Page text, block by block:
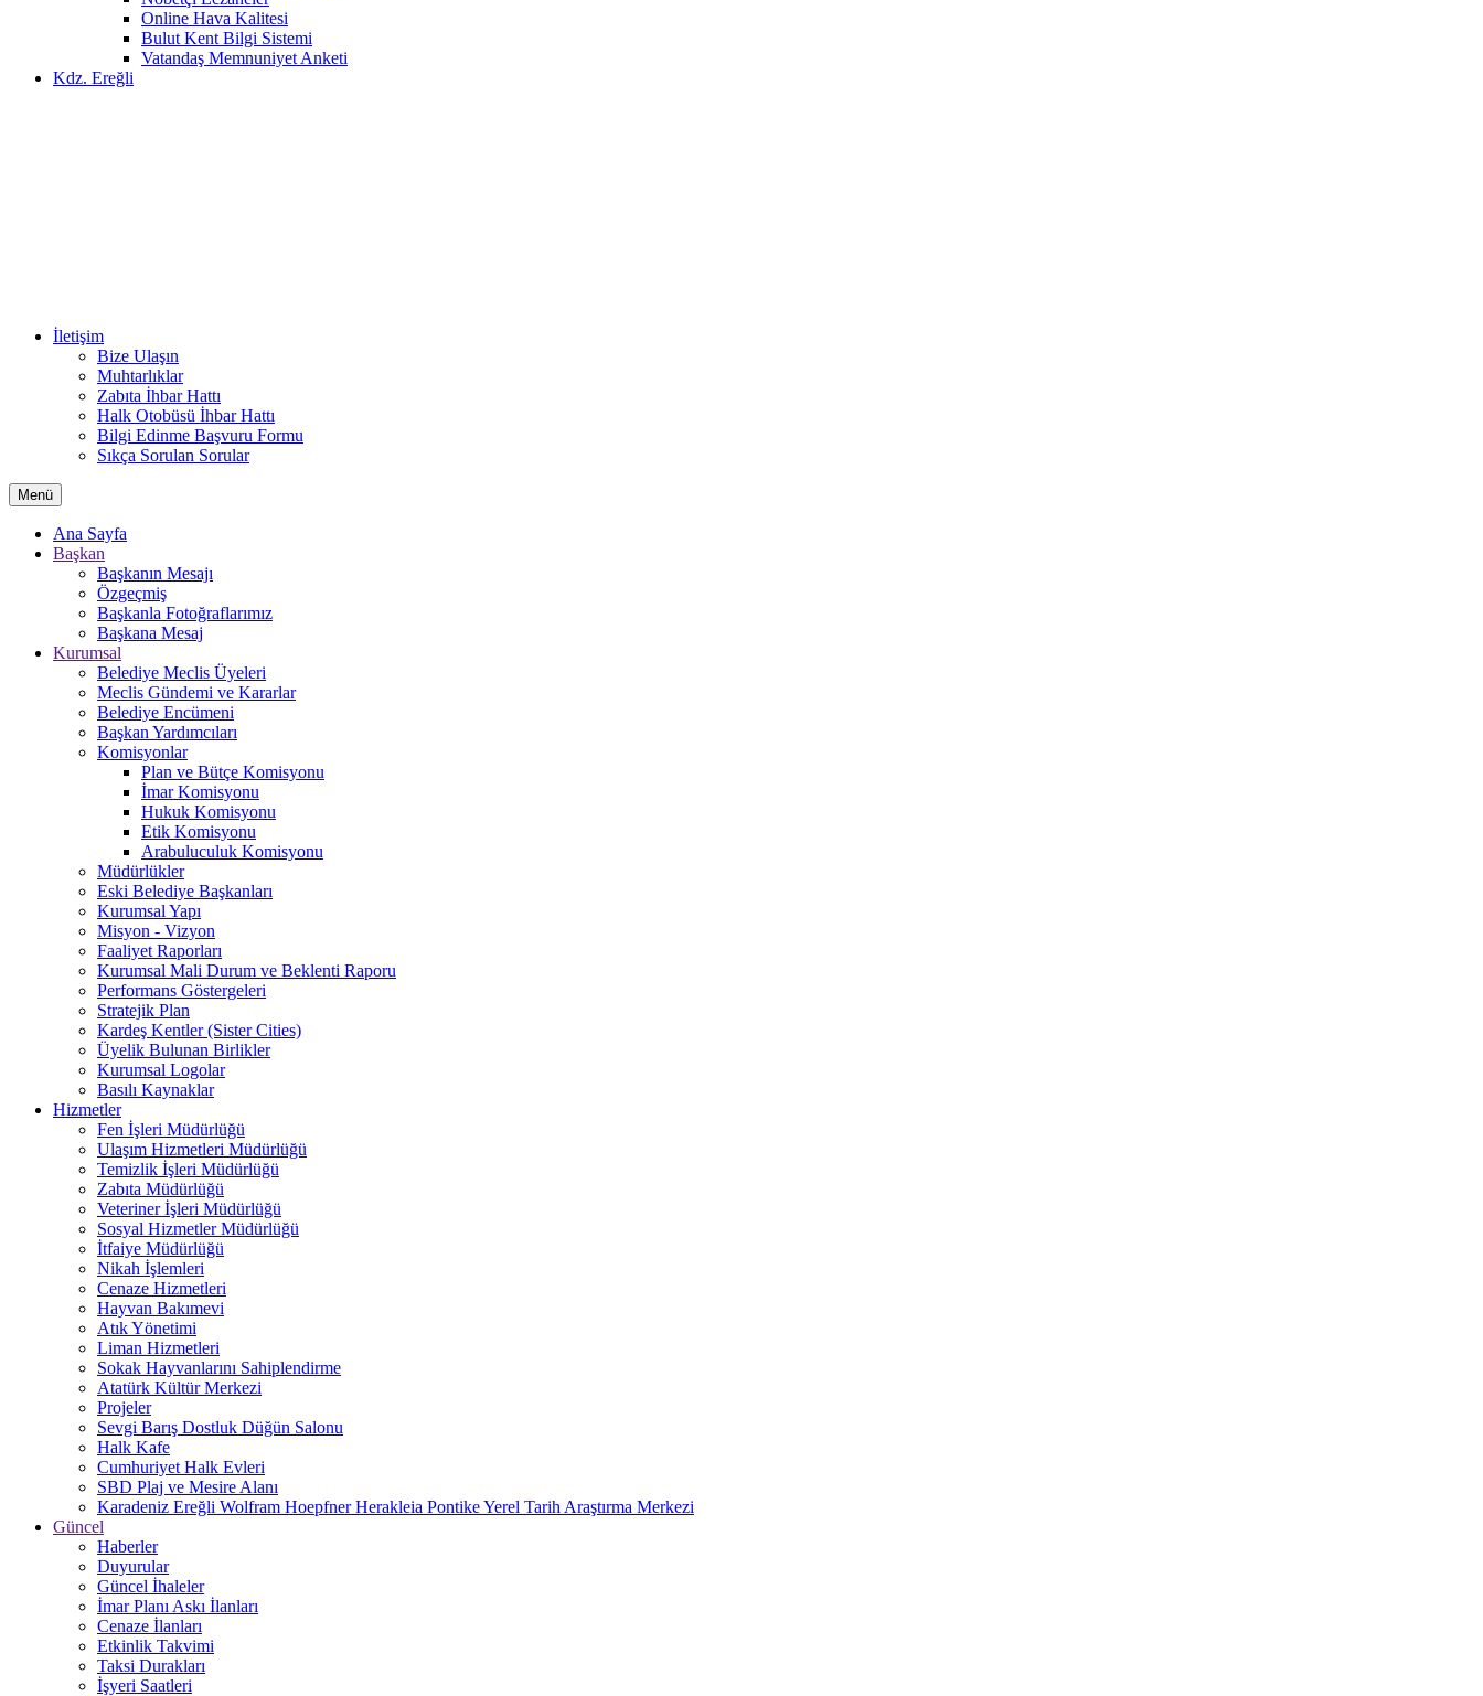
Online Hava Kalitesi
Bulut Kent Bilgi Sistemi
Vatandaş Memnuniyet Anketi
Kdz. Ereğli
İletişim
Bize Ulaşın
Muhtarlıklar
Zabıta İhbar Hattı
Halk Otobüsü İhbar Hattı
Bilgi Edinme Başvuru Formu
Sıkça Sorulan Sorular
Menü
Ana Sayfa
Başkan
Başkanın Mesajı
Özgeçmiş
Başkanla Fotoğraflarımız
Başkana Mesaj
Kurumsal
Belediye Meclis Üyeleri
Meclis Gündemi ve Kararlar
Belediye Encümeni
Başkan Yardımcıları
Komisyonlar
Plan ve Bütçe Komisyonu
İmar Komisyonu
Hukuk Komisyonu
Etik Komisyonu
Arabuluculuk Komisyonu
Müdürlükler
Eski Belediye Başkanları
Kurumsal Yapı
Misyon - Vizyon
Faaliyet Raporları
Kurumsal Mali Durum ve Beklenti Raporu
Performans Göstergeleri
Stratejik Plan
Kardeş Kentler (Sister Cities)
Üyelik Bulunan Birlikler
Kurumsal Logolar
Basılı Kaynaklar
Hizmetler
Fen İşleri Müdürlüğü
Ulaşım Hizmetleri Müdürlüğü
Temizlik İşleri Müdürlüğü
Zabıta Müdürlüğü
Veteriner İşleri Müdürlüğü
Sosyal Hizmetler Müdürlüğü
İtfaiye Müdürlüğü
Nikah İşlemleri
Cenaze Hizmetleri
Hayvan Bakımevi
Atık Yönetimi
Liman Hizmetleri
Sokak Hayvanlarını Sahiplendirme
Atatürk Kültür Merkezi
Projeler
Sevgi Barış Dostluk Düğün Salonu
Halk Kafe
Cumhuriyet Halk Evleri
SBD Plaj ve Mesire Alanı
Karadeniz Ereğli Wolfram Hoepfner Herakleia Pontike Yerel Tarih Araştırma Merkezi
Güncel
Haberler
Duyurular
Güncel İhaleler
İmar Planı Askı İlanları
Cenaze İlanları
Etkinlik Takvimi
Taksi Durakları
İşyeri Saatleri